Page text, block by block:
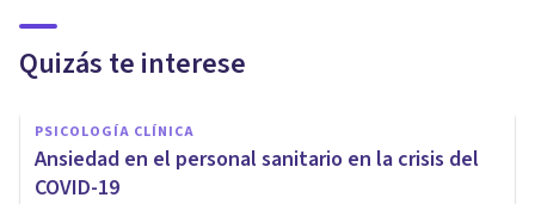
Quizás te interese
PSICOLOGÍA CLÍNICA
Ansiedad en el personal sanitario en la crisis del
COVID-19